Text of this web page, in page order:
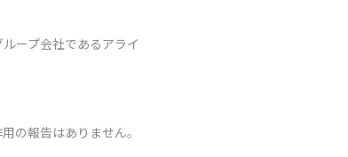
ープ会社であるアライ
の報告はありません。